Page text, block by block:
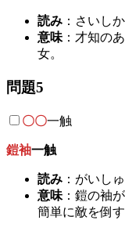
読み ：さいし
意味 ：才知の
女。
問題5
〇〇一触
鎧袖一触
読み ：がいし
意味 ：鎧の袖
簡単に敵を倒